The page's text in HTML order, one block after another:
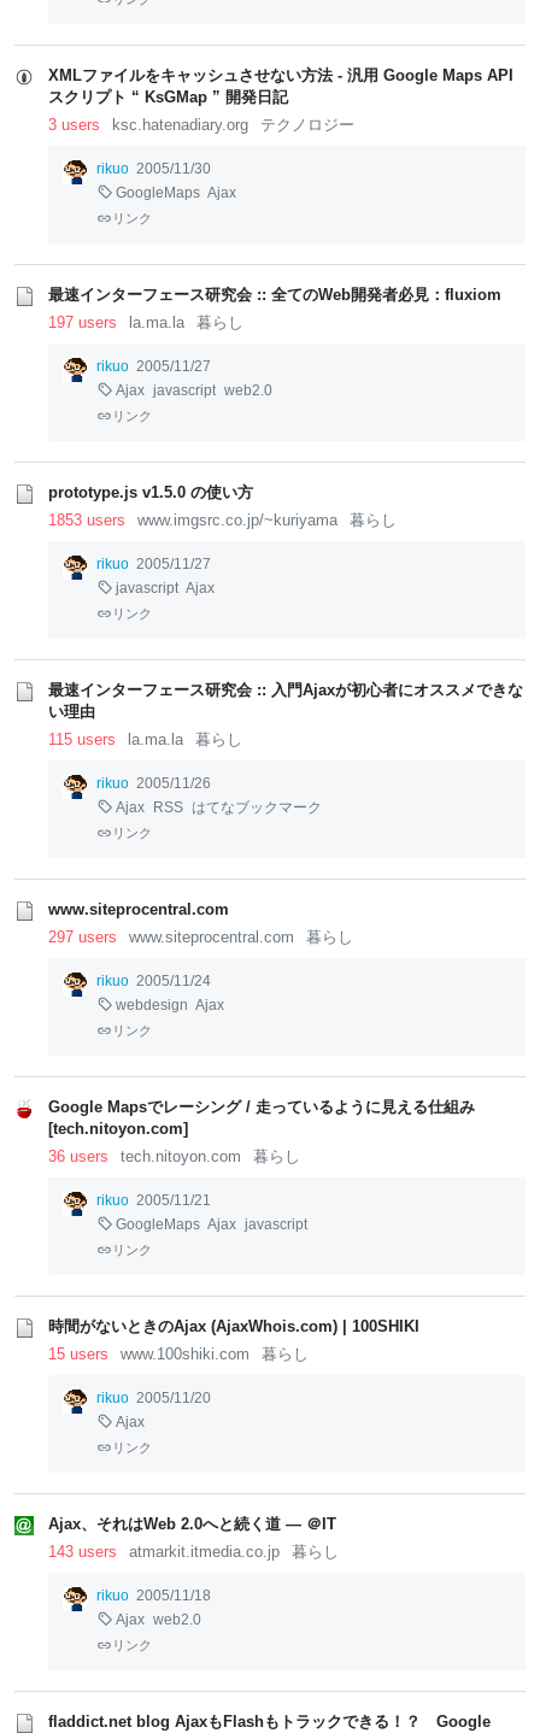
XMLファイルをキャッシュさせない方法 - 汎用 Google Maps API
スクリプト “ KsGMap ” 開発日記
3 users
ksc.hatenadiary.org テクノロジー
rikuo 2005/11/30
GoogleMaps Ajax
リンク
最速インターフェース研究会 :: 全てのWeb開発者必見：fluxiom
197 users
la.ma.la 暮らし
rikuo 2005/11/27
Ajax javascript web2.0
リンク
prototype.js v1.5.0 の使い方
1853 users
www.imgsrc.co.jp/~kuriyama 暮らし
rikuo 2005/11/27
javascript Ajax
リンク
最速インターフェース研究会 :: 入門Ajaxが初心者にオススメできな
い理由
115 users
la.ma.la 暮らし
rikuo 2005/11/26
Ajax
RSS はてなブックマーク
リンク
www.siteprocentral.com
297 users
www.siteprocentral.com 暮らし
rikuo 2005/11/24
webdesign Ajax
リンク
Google Mapsでレーシング / 走っているように見える仕組み
[tech.nitoyon.com]
36 users
tech.nitoyon.com 暮らし
rikuo 2005/11/21
GoogleMaps Ajax javascript
リンク
時間がないときのAjax (AjaxWhois.com) | 100SHIKI
15 users
www.100shiki.com 暮らし
rikuo 2005/11/20
Ajax
リンク
Ajax、それはWeb 2.0へと続く道 ― ＠IT
143 users
atmarkit.itmedia.co.jp 暮らし
rikuo 2005/11/18
Ajax web2.0
リンク
fladdict.net blog AjaxもFlashもトラックできる！？ Google